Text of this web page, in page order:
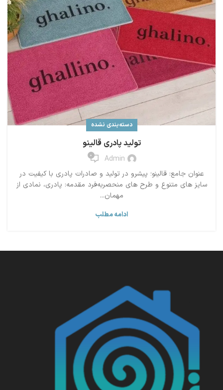
دسته‌بندی نشده
تولید پادری قالینو
Admin
0
عنوان جامع: قالینو؛ پیشرو در تولید و صادرات پادری با کیفیت در
سایز های متنوع و طرح های منحصربه‌فرد مقدمه: پادری، نمادی از
مهمان‌...
ادامه مطلب